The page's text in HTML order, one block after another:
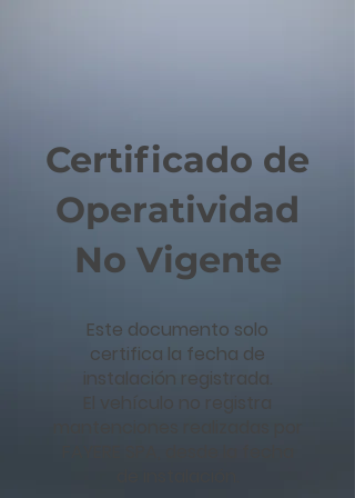
Certificado de
Operatividad
No Vigente
Este documento solo
certifica la fecha de
instalación registrada.
El vehículo no registra